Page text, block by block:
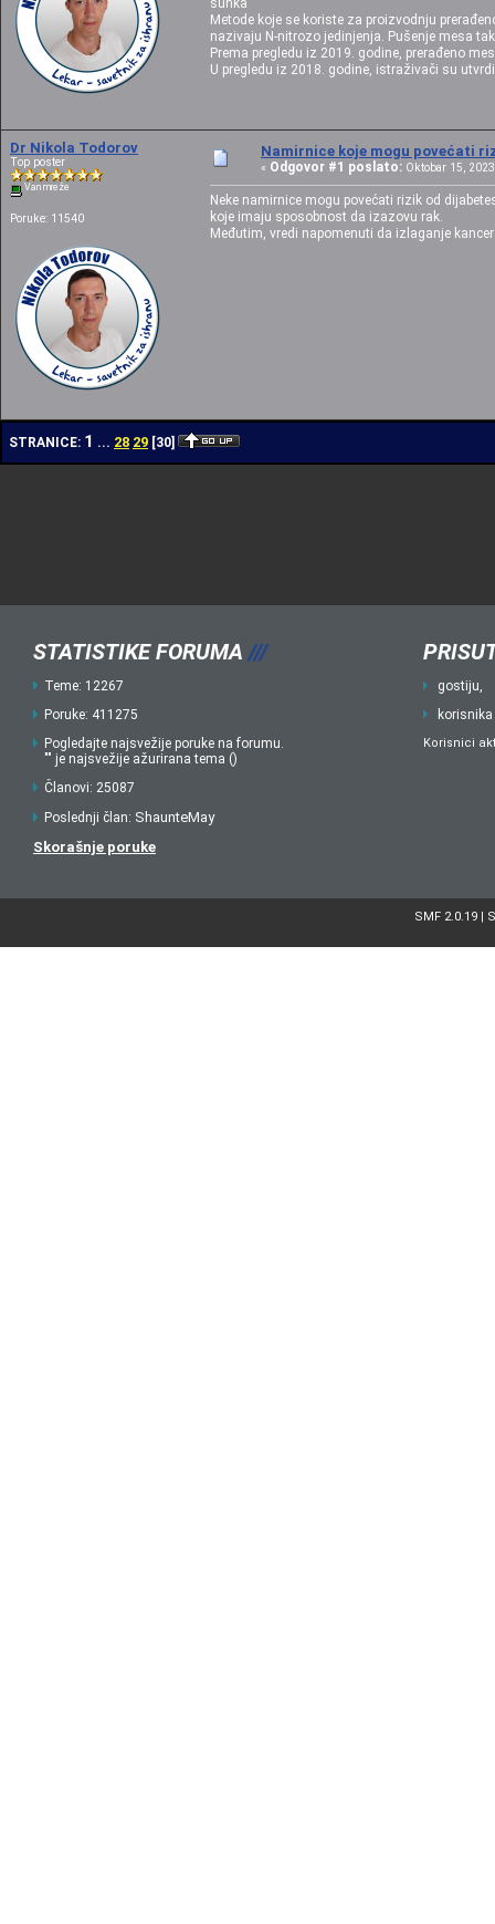
šunka
Metode koje se koriste za proizvodnju
nazivaju N-nitrozo jedinjenja. Pušenje mesa
Prema pregledu iz 2019. godine, prerađeno
U pregledu iz 2018. godine, istraživači su
Dr Nikola Todorov
Top poster
Van mreže
Poruke: 11540
Namirnice koje mogu povećati
« Odgovor #1 poslato: Oktobar 15,
Neke namirnice mogu povećati rizik od
koje imaju sposobnost da izazovu rak.
Međutim, vredi napomenuti da izlaganje
STRANICE: 1 ... 28 29 [30]
STATISTIKE FORUMA ///
Teme: 12267
Poruke: 411275
Pogledajte najsvežije poruke na forumu.
"" je najsvežije ažurirana tema ()
Članovi: 25087
Poslednji član: ShaunteMay
Skorašnje poruke
gostiju,
korisnika
Korisnici
SMF 2.0.19|